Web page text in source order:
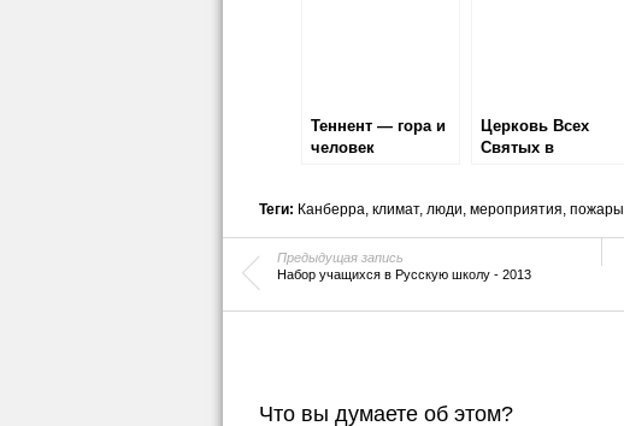
Теннент — гора и
человек
Церковь Всех
Святых в
Теги: Канберра, климат, люди, мероприятия, пожары
Предыдущая запись
Набор учащихся в Русскую школу - 2013
Что вы думаете об этом?